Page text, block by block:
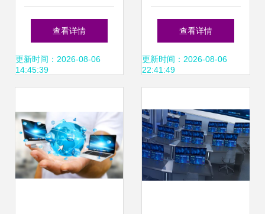
校与苏州盈实信息
科技共探教育创新
查看详情
更新时间：2026-08-06
14:45:39
驱动的智慧医疗新
纪元
查看详情
更新时间：2026-08-06
22:41:49